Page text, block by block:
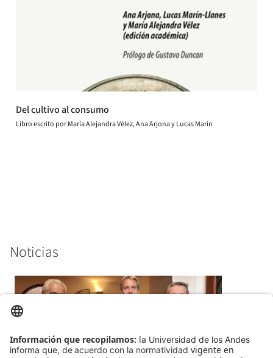
Del cultivo al consumo
Libro escrito por María Alejandra Vélez, Ana Arjona y Lucas Marín
Noticias